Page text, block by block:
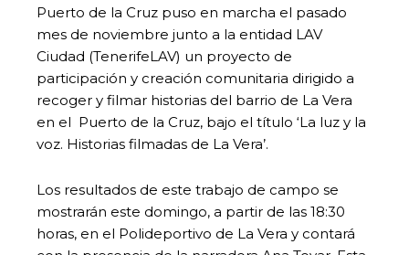
Puerto de la Cruz puso en marcha el pasado
mes de noviembre junto a la entidad LAV
Ciudad (TenerifeLAV) un proyecto de
participación y creación comunitaria dirigido a
recoger y filmar historias del barrio de La Vera
en el Puerto de la Cruz, bajo el título ‘La luz y la
voz. Historias filmadas de La Vera’.
Los resultados de este trabajo de campo se
mostrarán este domingo, a partir de las 18:30
horas, en el Polideportivo de La Vera y contará